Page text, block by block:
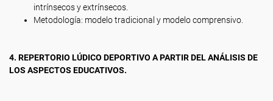
intrínsecos y extrínsecos.
Metodología: modelo tradicional y modelo comprensivo.
4. REPERTORIO LÚDICO DEPORTIVO A PARTIR DEL ANÁLISIS DE
LOS ASPECTOS EDUCATIVOS.